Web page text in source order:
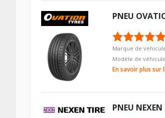
Puissance en Kw max
Type
Frein
Numéro d'identification de véhicule
Type de boulon
PNEU
Marque de
Modèle de
En savoir plus sur
PNEU NEXEN